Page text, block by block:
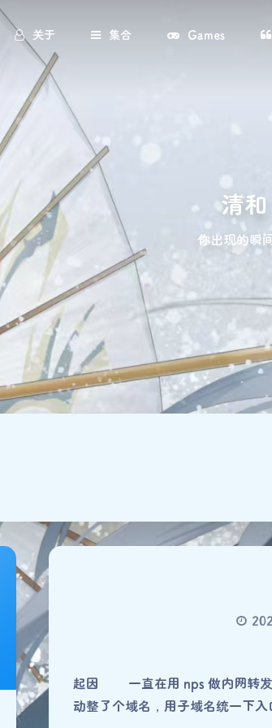
关于 集合 Games
清
你出现的瞬
起因 一直在用 nps 做内网转发
动整了个域名，用子域名统一下